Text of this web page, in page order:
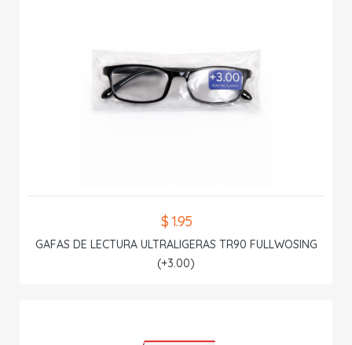
$ 1.95
GAFAS DE LECTURA ULTRALIGERAS TR90 FULLWOSING
(+3.00)